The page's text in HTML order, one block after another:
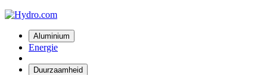
Aluminium
Energie
Duurzaamheid